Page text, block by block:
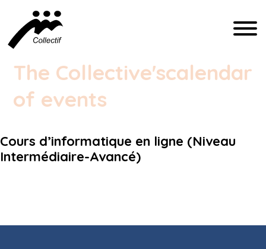
COMMUNICATION@CFIQ.CA
The Collective'scalendar
of events
Cours d’informatique en ligne (Niveau
Intermédiaire-Avancé)